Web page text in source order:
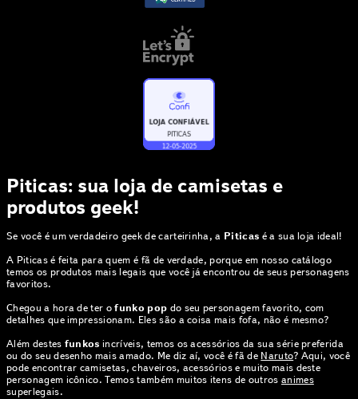
Piticas: sua loja de camisetas e
produtos geek!
Se você é um verdadeiro geek de carteirinha, a Piticas é a sua loja ideal!
A Piticas é feita para quem é fã de verdade, porque em nosso catálogo
temos os produtos mais legais que você já encontrou de seus personagens
favoritos.
Chegou a hora de ter ofunko pop do seu personagem favorito, com
detalhes que impressionam. Eles são a coisa mais fofa, não é mesmo?
Além destes funkos incríveis, temos os acessórios da sua série preferida
ou do seu desenho mais amado. Me diz aí, você é fã de Naruto? Aqui, você
pode encontrar camisetas, chaveiros, acessórios e muito mais deste
personagem icônico. Temos também muitos itens de outros animes
superlegais.